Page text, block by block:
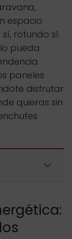
espacio
rotundo sí.
pueda
paneles
disfrutar
quieras sin